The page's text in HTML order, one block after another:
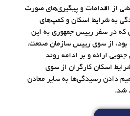
از اقدامات و پیگیری‌های صورت
به شرایط اسکان و کمپ‌های
در سفر رییس جمهوری به این
بود، از سوی رییس سازمان صنعت،
ارائه و بر ادامه روند
اسکان کارگران از سوی
دادن رسیدگی‌ها به سایر معادن
شد.